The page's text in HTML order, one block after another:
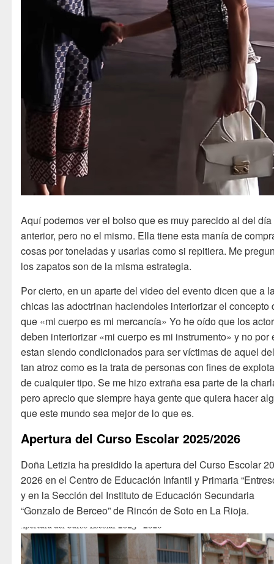
Aquí podemos ver el bolso que es muy parecido al del día
anterior, pero no el mismo. Ella tiene esta manía de
cosas por toneladas y usarlas como si repitiera. Me
los zapatos son de la misma estrategia.
Por cierto, en un aparte del video del evento dicen que a
chicas las adoctrinan haciendoles interiorizar el concepto
que «mi cuerpo es mi mercancía» Yo he oído que los
deben interiorizar «mi cuerpo es mi instrumento» y no por
estan siendo condicionados para ser víctimas de aquel
tan atroz como es la trata de personas con fines de
de cualquier tipo. Se me hizo extraña esa parte de la
pero aprecio que siempre haya gente que quiera hacer
que este mundo sea mejor de lo que es.
Apertura del Curso Escolar 2025/2026
Doña Letizia ha presidido la apertura del Curso Escolar
2026 en el Centro de Educación Infantil y Primaria
y en la Sección del Instituto de Educación Secundaria
“Gonzalo de Berceo” de Rincón de Soto en La Rioja. ​